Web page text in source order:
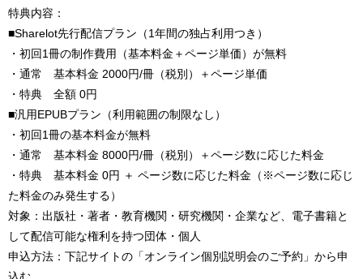
特典内容：
■Sharelot先行配信プラン（1年間の独占利用つき）
・初回1冊の制作費用（基本料金＋ページ単価）が無料
・通常 基本料金 2000円/冊（税別）＋ページ単価
・特典 全額 0円
■汎用EPUBプラン（利用範囲の制限なし）
・初回1冊の基本料金が無料
・通常 基本料金 8000円/冊（税別）＋ページ数に応じた料金
・特典 基本料金 0円 ＋ ページ数に応じた料金（※ページ数に応じ
た料金のみ発生する）
対象：出版社・著者・教育機関・研究機関・企業など、電子書籍と
して配信可能な権利を持つ団体・個人
申込方法：下記サイトの「オンライン個別説明会のご予約」から申